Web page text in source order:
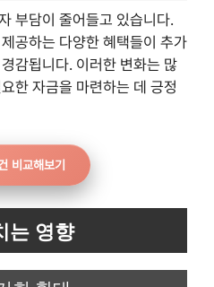
부담이 줄어들고 있습니다.
공하는 다양한 혜택들이 추가
감됩니다. 이러한 변화는 많
한 자금을 마련하는 데 긍정
비교해보기
는 영향